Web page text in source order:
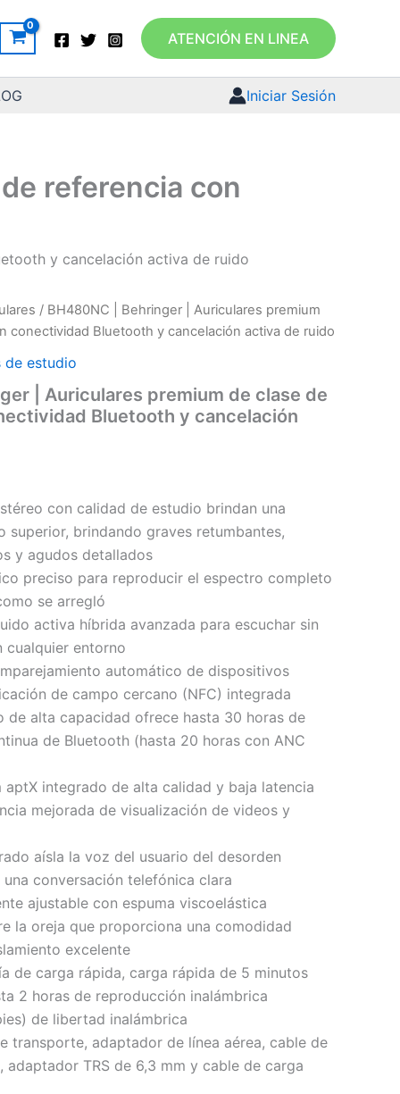
ATENCIÓN EN LINEA
Iniciar Sesión
referencia con
y cancelación activa de ruido
/ BH480NC | Behringer | Auriculares premium
conectividad Bluetooth y cancelación activa de ruido
de estudio
| Auriculares premium de clase de
Bluetooth y cancelación
con calidad de estudio brindan una
superior, brindando graves retumbantes,
y agudos detallados
preciso para reproducir el espectro completo
se arregló
activa híbrida avanzada para escuchar sin
cualquier entorno
automático de dispositivos
de campo cercano (NFC) integrada
de alta capacidad ofrece hasta 30 horas de
de Bluetooth (hasta 20 horas con ANC
aptX integrado de alta calidad y baja latencia
mejorada de visualización de videos y
aísla la voz del usuario del desorden
conversación telefónica clara
ajustable con espuma viscoelástica
la oreja que proporciona una comodidad
excelente
de carga rápida, carga rápida de 5 minutos
2 horas de reproducción inalámbrica
de libertad inalámbrica
transporte, adaptador de línea aérea, cable de
adaptador TRS de 6,3 mm y cable de carga